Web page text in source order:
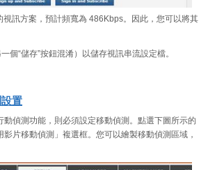
訊方案，預計頻寬為 486Kbps。因此，您可以將其
個“儲存”按鈕混淆）以儲存視訊串流設定檔。
置
動偵測功能，則必須設定移動偵測。點選下圖所示的
影片移動偵測」複選框。您可以繪製移動偵測區域，